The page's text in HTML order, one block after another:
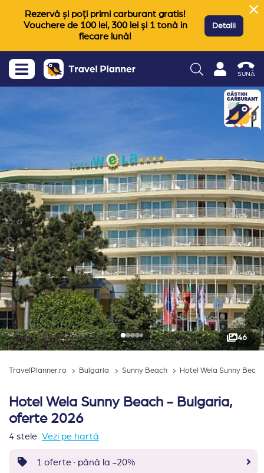
Rezervă și poți primi carburant gratis!
Vouchere de 100 lei, 300 lei și 1 tonă in
fiecare lună!
Detalii
SUNĂ
46
TravelPlanner.ro Bulgaria Sunny Beach Hotel Wela Sunny
Hotel Wela Sunny Beach - Bulgaria,
oferte 2026
4 stele Vezi pe hartă
1 oferte · până la -20%